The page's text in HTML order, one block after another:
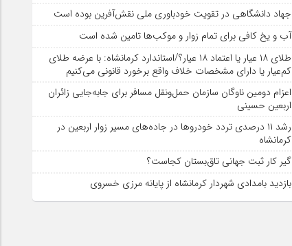
جهاد دانشگاهی در تقویت خودباوری ملی نقش‌آفرین بوده است
آب و یخ کافی برای تمام زوار و موکب‌ها تامین شده است
طلای ۱۸ عیار یا اعتماد ۱۸ عیار؟/استاندارد کرمانشاه: با عرضه طلای
کم‌عیار یا دارای مشخصات خلاف واقع برخورد قانونی می‌کنیم
اعزام دومین ناوگان سازمان حمل‌ونقل مسافر برای جابه‌جایی زائران
اربعین حسینی
رشد ۱۱ درصدی تردد خودروها در جاده‌های مسیر زوار اربعین در
کرمانشاه
گیر کار ثبت جهانی تاق‌بستان کجاست؟
بازدید بامدادی شهردار کرمانشاه از پایانه مرزی خسروی